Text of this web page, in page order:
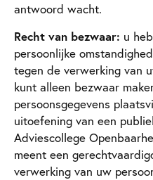
antwoord wacht.
Recht van bezwaar: u
persoonlijke
tegen de verwerking van
kunt alleen bezwaar
persoonsgegevens
uitoefening van een
Adviescollege
meent een
verwerking van uw